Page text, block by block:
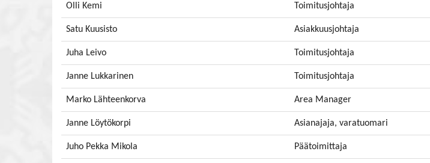
Olli Kemi Toimitusjohtaja
Satu Kuusisto Asiakkuusjohtaja
Juha Leivo Toimitusjohtaja
Janne Lukkarinen Toimitusjohtaja
Marko Lähteenkorva Area Manager
Janne Löytökorpi Asianajaja, varatuomari
Juho Pekka Mikola Päätoimittaja